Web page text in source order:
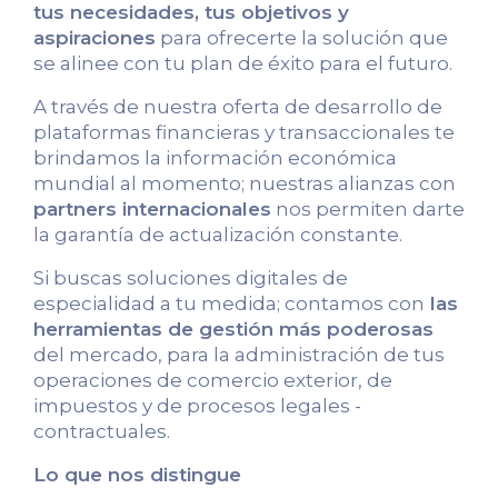
tus necesidades, tus objetivos y
aspiraciones para ofrecerte la solución que
se alinee con tu plan de éxito para el futuro.
A través de nuestra oferta de desarrollo de
plataformas financieras y transaccionales te
brindamos la información económica
mundial al momento; nuestras alianzas con
partners internacionales nos permiten darte
la garantía de actualización constante.
Si buscas soluciones digitales de
especialidad a tu medida; contamos con las
herramientas de gestión más poderosas
del mercado, para la administración de tus
operaciones de comercio exterior, de
impuestos y de procesos legales -
contractuales.
Lo que nos distingue